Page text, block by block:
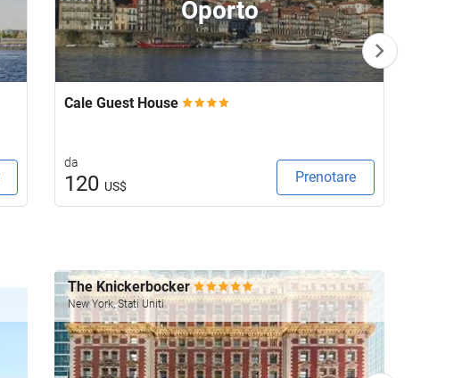
Oporto
Cale Guest House
da
120 US$
Prenotare
The Knickerbocker
New York, Stati Uniti